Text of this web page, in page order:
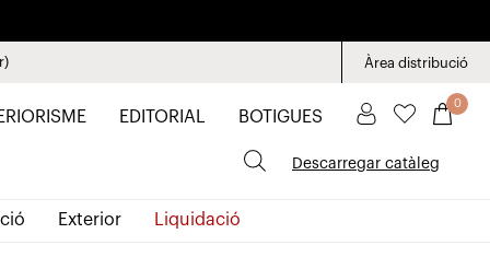
Àrea distribució
EDITORIAL BOTIGUES
0
Descarregar catàleg
Exterior Liquidació